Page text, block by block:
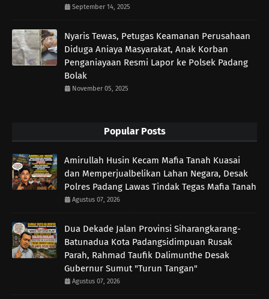
September 14, 2025
Nyaris Tewas, Petugas Keamanan Perusahaan
Diduga Aniaya Masyarakat, Anak Korban
Penganiayaan Resmi Lapor ke Polsek Padang
Bolak
November 05, 2025
Popular Posts
Amirullah Husin Kecam Mafia Tanah Kuasai
dan Memperjualbelikan Lahan Negara, Desak
Polres Padang Lawas Tindak Tegas Mafia Tanah
Agustus 07, 2026
Dua Dekade Jalan Provinsi Siharangkarang-
Batunadua Kota Padangsidimpuan Rusak
Parah, Rahmad Taufik Dalimunthe Desak
Gubernur Sumut "Turun Tangan"
Agustus 07, 2026